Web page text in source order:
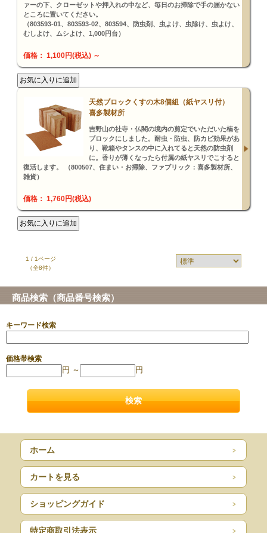
ァーの下、クローゼットや押入れの中など、毎日のお掃除で手の届かない
ところに置いてください。
（803593-01、803593-02、803594、防虫剤、虫よけ、虫除け、虫よけ、
むしよけ、ムシよけ、1,000円台）
価格： 1,100円(税込) ～
天然ブロックくすの木8個組（紙ヤスリ付）
喜多製材所
吉野山の社寺・仏閣の境内の剪定でいただいた楠を
ブロックにしました。耐虫・防虫、防カビ効果があ
り、靴箱やタンスの中に入れてると天然の防虫剤
に。香りが薄くなったら付属の紙ヤスリでこすると
復活します。 （800507、住まい・お掃除、ファブリック：喜多製材所、
雑貨）
価格： 1,760円(税込)
1 / 1ページ
（全8件）
商品検索（商品番号検索）
キーワード検索
価格帯検索
円 ～ 円
ホーム
カートを見る
ショッピングガイド
特定商取引法表示